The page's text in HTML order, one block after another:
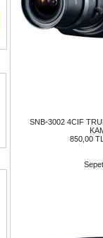
SNB-3002 4CIF
850,00